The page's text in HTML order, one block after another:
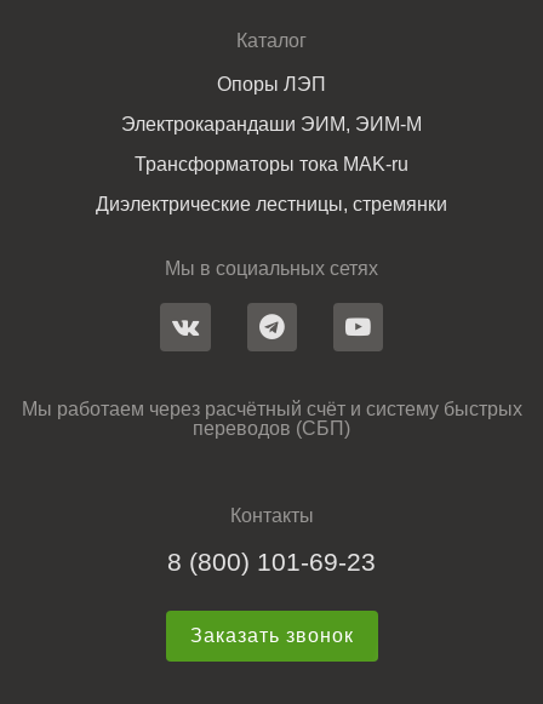
Каталог
Опоры ЛЭП
Электрокарандаши ЭИМ, ЭИМ-М
Трансформаторы тока MAK-ru
Диэлектрические лестницы, стремянки
Мы в социальных сетях
Мы работаем через расчётный счёт и систему быстрых
переводов (СБП)
Контакты
8 (800) 101-69-23
Заказать звонок